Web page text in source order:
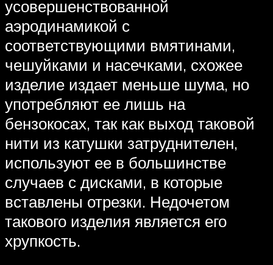
усовершенствованной
аэродинамикой с
соответствующими вмятинами,
чешуйками и насечками, схожее
изделие издает меньше шума, но
употребляют ее лишь на
бензокосах, так как выход таковой
нити из катушки затруднителен,
используют ее в большинстве
случаев с дисками, в которые
вставлены отрезки. Недочетом
такового изделия является его
хрупкость.